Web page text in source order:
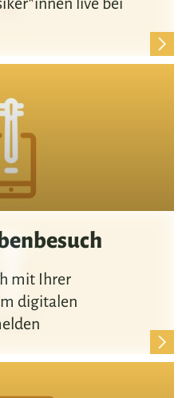
mit Ihrer
digitalen